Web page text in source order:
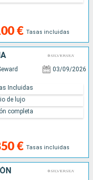
€ Tasas incluidas
03/09/2026
€ Tasas incluidas
Incluidas
de lujo
completa